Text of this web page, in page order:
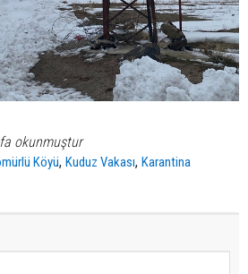
okunmuştur
Köyü,Kuduz Vakası,Karantina